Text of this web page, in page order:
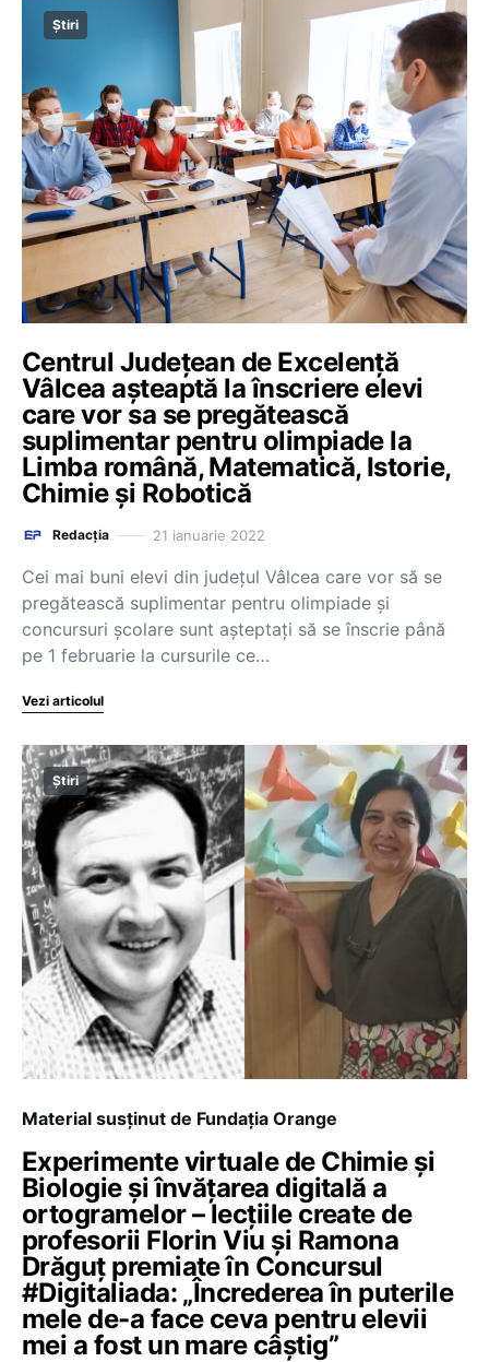
Știri
Centrul Județean de Excelență
Vâlcea așteaptă la înscriere elevi
care vor sa se pregătească
suplimentar pentru olimpiade la
Limba română, Matematică, Istorie,
Chimie și Robotică
Redacția 21 ianuarie 2022
Cei mai buni elevi din judeţul Vâlcea care vor să se
pregătească suplimentar pentru olimpiade şi
concursuri şcolare sunt aşteptaţi să se înscrie până
pe 1 februarie la cursurile ce…
Vezi articolul
Știri
Material susținut de Fundația Orange
Experimente virtuale de Chimie și
Biologie și învățarea digitală a
ortogramelor – lecțiile create de
profesorii Florin Viu și Ramona
Drăguț premiate în Concursul
#Digitaliada: „Încrederea în puterile
mele de-a face ceva pentru elevii
mei a fost un mare câștig”